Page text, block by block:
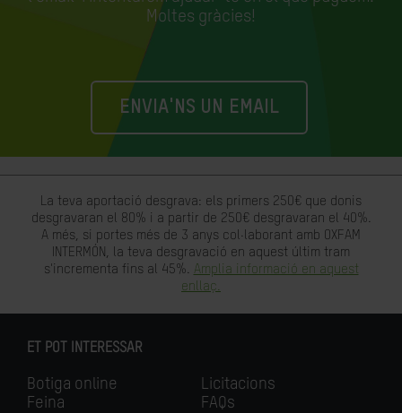
Moltes gràcies!
ENVIA'NS UN EMAIL
La teva aportació desgrava: els primers 250€ que donis
desgravaran el 80% i a partir de 250€ desgravaran el 40%.
A més, si portes més de 3 anys col·laborant amb OXFAM
INTERMÓN, la teva desgravació en aquest últim tram
s'incrementa fins al 45%. Amplia informació en aquest
enllaç.
ET POT INTERESSAR
Botiga online
Feina
Licitacions
FAQs